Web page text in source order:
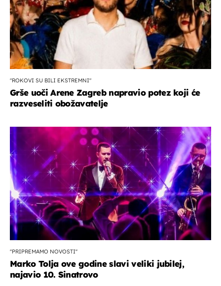
"ROKOVI SU BILI EKSTREMNI"
Grše uoči Arene Zagreb napravio potez koji će
razveseliti obožavatelje
''PRIPREMAMO NOVOSTI''
Marko Tolja ove godine slavi veliki jubilej,
najavio 10. Sinatrovo